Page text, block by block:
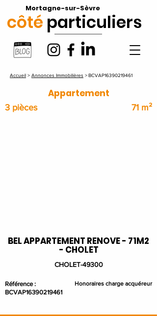
Mortagne-sur-Sèvre
côté particuliers
Accueil > Annonces Immobilières >BCVAP16390219461
Appartement
3 pièces 71 m²
BEL APPARTEMENT RENOVE - 71M2
- CHOLET
CHOLET-49300
Référence :
BCVAP16390219461
Honoraires charge acquéreur